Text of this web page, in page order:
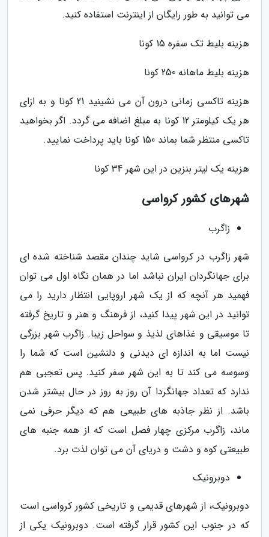
می توانید به طور رایگان از اینترنت استفاده کنید.
هزینه بلیط تک سفره 15 کونا
هزینه بلیط ماهانه 250 کونا
هزینه تاکسی زمانی درون آن می نشینید 21 کونا و به ازای
هر یک کیلومتر 12 کونا به مبلغ اضافه می گردد. اگر بخواهید
تاکسی منتظر شما بماند 150 کونا باید پرداخت نمایید.
هزینه یک لیتر بنزین در این شهر 34 کونا
شهرهای کشور کرواسی
زاگرب
شهر زاگرب در کرواسی شاید چندان مقصد شناخته شده ای
برای جهانگردان ایران نباشد اما در همان نگاه اول می توان
فهمید هر آنچه که از یک شهر اروپایی انتظار دارید را می
توانید در این شهر پیدا کنید، از فرهنگ و هنر و تاریخ گرفته
تا موسیقی و غذاهای لذیذ و سواحل زیبا. زاگرب شهر بزرگی
نیست اما به اندازه ای دیدنی و دلنشین است که شما را
وسوسه می کند تا به این شهر سفر کنید. پس تعجبی هم
ندارد که تعداد جهانگردا آن روز به روز در حال بیشتر شدن
باشد. از نظر جاذبه های طبیعی هم که دیگر حرفی نمی
ماند، زاگرب مرکزی چهار فصل است که از همه جنبه های
طبیعتی کوه و دشت و دریای آن می توان لذت برد.
دوبرونیک
دوبرونیک، از شهرهای قدیمی و تاریخی کشور کرواسی است
که در جنوب این کشور قرار گرفته است. دوبرونیک یکی از